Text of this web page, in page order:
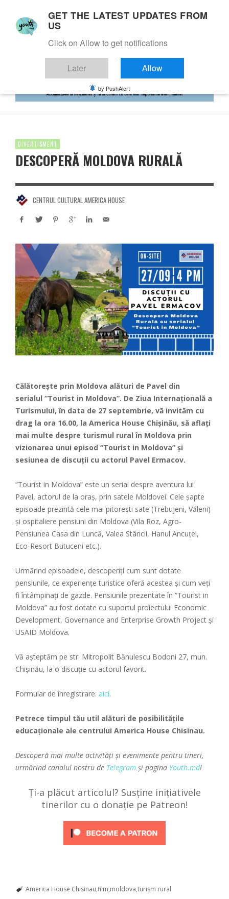
DIVERTISMENT
DESCOPERĂ MOLDOVA RURALĂ
CENTRUL CULTURAL AMERICA HOUSE
Călătorește prin Moldova alături de Pavel din
serialul “Tourist in Moldova”. De Ziua Internațională a
Turismului, în data de 27 septembrie, vă invităm cu
drag la ora 16.00, la America House Chișinău, să aflați
mai multe despre turismul rural în Moldova prin
vizionarea unui episod “Tourist in Moldova” și
sesiunea de discuții cu actorul Pavel Ermacov.
“Tourist in Moldova” este un serial despre aventura lui
Pavel, actorul de la oraș, prin satele Moldovei. Cele șapte
episoade prezintă cele mai pitorești sate (Trebujeni, Văleni)
și ospitaliere pensiuni din Moldova (Vila Roz, Agro-
Pensiunea Casa din Luncă, Valea Stâncii, Hanul Ancuței,
Eco-Resort Butuceni etc.).
Urmărind episoadele, descoperiți cum sunt dotate
pensiunile, ce experiențe turistice oferă acestea și cum veți
fi întâmpinați de gazde. Pensiunile prezentate în “Tourist in
Moldova” au fost dotate cu suportul proiectului Economic
Development, Governance and Enterprise Growth Project și
USAID Moldova.
Vă așteptăm pe str. Mitropolit Bănulescu Bodoni 27, mun.
Chișinău, la o discuție cu actorul favorit.
Formular de înregistrare: aici.
Petrece timpul tău util alături de posibilitățile
educaționale ale centrului America House Chisinau.
Descoperă mai multe activități și evenimente pentru tineri,
urmărind canalul nostru de Telegram și pagina Youth.md!
Ți-a plăcut articolul? Susține inițiativele
tinerilor cu o donație pe Patreon!
America House Chisinau film moldova turism rural
GET THE LATEST UPDATES FROM
US
Click on Allow to get notifications
Later Allow
by PushAlert